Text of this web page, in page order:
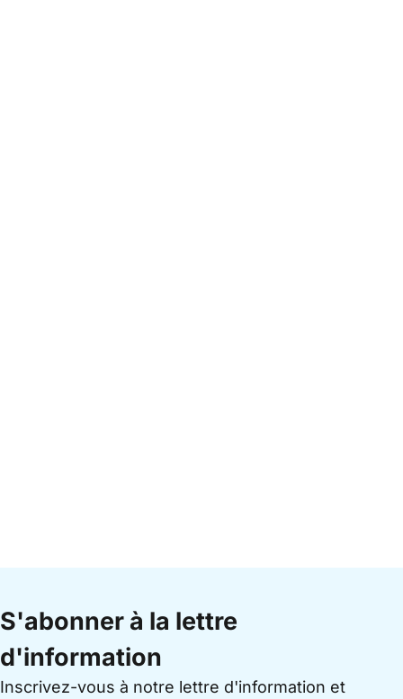
S'abonner à la lettre
d'information
Inscrivez-vous à notre lettre d'information et